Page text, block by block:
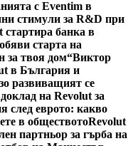
с Eventim в
стимули за R&D при
стартира банка в
старта на
за твоя дом“Виктор
в България и
развиващият се
на Revolut за
след еврото: какво
в обществотоRevolut
партньор за гърба на